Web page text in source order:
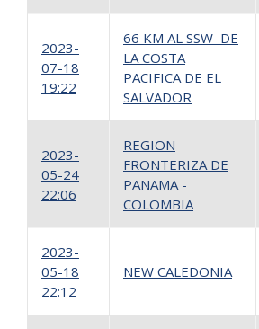
2023-
07-18
19:22
66 KM AL SSW DE
LA COSTA
PACIFICA DE EL
SALVADOR
2023-
05-24
22:06
REGION
FRONTERIZA DE
PANAMA -
COLOMBIA
2023-
05-18
22:12
NEW CALEDONIA